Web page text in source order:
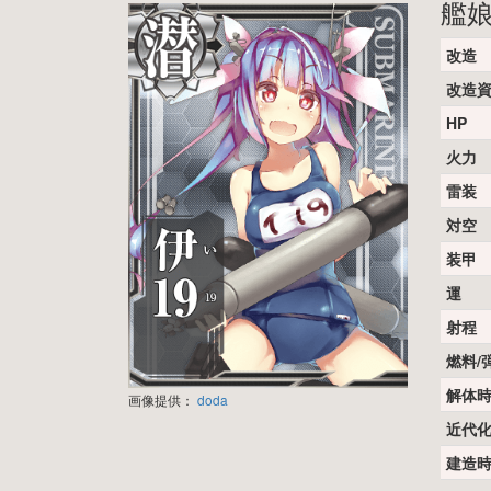
画像提供： doda
艦
改造
改造
HP
火力
雷装
対空
装甲
運
射程
燃料/
解体
近代
建造